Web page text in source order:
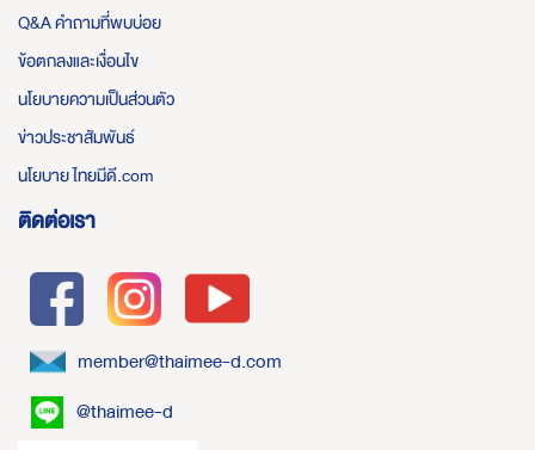
Q&A คำถามที่พบบ่อย
ข้อตกลงและเงื่อนไข
นโยบายความเป็นส่วนตัว
ข่าวประชาสัมพันธ์
นโยบาย ไทยมีดี.com
ติดต่อเรา
member@thaimee-d.com
@thaimee-d